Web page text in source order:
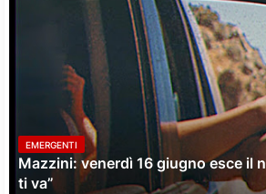
EMERGENTI
Mazzini: venerdì 16 giugno esce il
ti va”